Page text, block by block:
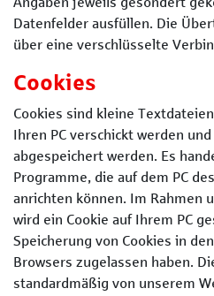
Datenfelder ausfüllen. Die
über eine verschlüsselte
Cookies
Cookies sind kleine
Ihren PC verschickt werden
abgespeichert werden. Es
Programme, die auf dem PC
anrichten können. Im Rahmen
wird ein Cookie auf Ihrem PC
Speicherung von Cookies in
Browsers zugelassen haben.
standardmäßig von unserem